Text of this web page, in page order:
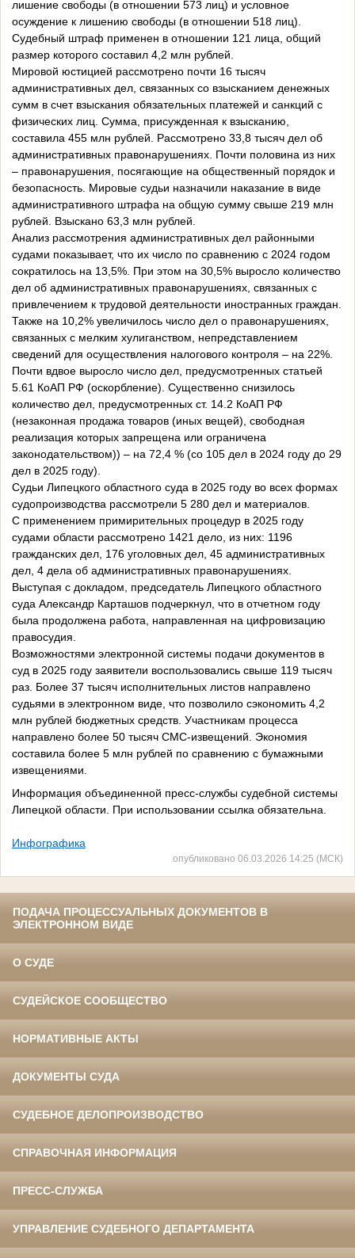
лишение свободы (в отношении 573 лиц) и условное
осуждение к лишению свободы (в отношении 518 лиц).
Судебный штраф применен в отношении 121 лица, общий
размер которого составил 4,2 млн рублей.
Мировой юстицией рассмотрено почти 16 тысяч
административных дел, связанных со взысканием денежных
сумм в счет взыскания обязательных платежей и санкций с
физических лиц. Сумма, присужденная к взысканию,
составила 455 млн рублей. Рассмотрено 33,8 тысяч дел об
административных правонарушениях. Почти половина из них
– правонарушения, посягающие на общественный порядок и
безопасность. Мировые судьи назначили наказание в виде
административного штрафа на общую сумму свыше 219 млн
рублей. Взыскано 63,3 млн рублей.
Анализ рассмотрения административных дел районными
судами показывает, что их число по сравнению с 2024 годом
сократилось на 13,5%. При этом на 30,5% выросло количество
дел об административных правонарушениях, связанных с
привлечением к трудовой деятельности иностранных граждан.
Также на 10,2% увеличилось число дел о правонарушениях,
связанных с мелким хулиганством, непредставлением
сведений для осуществления налогового контроля – на 22%.
Почти вдвое выросло число дел, предусмотренных статьей
5.61 КоАП РФ (оскорбление). Существенно снизилось
количество дел, предусмотренных ст. 14.2 КоАП РФ
(незаконная продажа товаров (иных вещей), свободная
реализация которых запрещена или ограничена
законодательством)) – на 72,4 % (со 105 дел в 2024 году до 29
дел в 2025 году).
Судьи Липецкого областного суда в 2025 году во всех формах
судопроизводства рассмотрели 5 280 дел и материалов.
С применением примирительных процедур в 2025 году
судами области рассмотрено 1421 дело, из них: 1196
гражданских дел, 176 уголовных дел, 45 административных
дел, 4 дела об административных правонарушениях.
Выступая с докладом, председатель Липецкого областного
суда Александр Карташов подчеркнул, что в отчетном году
была продолжена работа, направленная на цифровизацию
правосудия.
Возможностями электронной системы подачи документов в
суд в 2025 году заявители воспользовались свыше 119 тысяч
раз. Более 37 тысяч исполнительных листов направлено
судьями в электронном виде, что позволило сэкономить 4,2
млн рублей бюджетных средств. Участникам процесса
направлено более 50 тысяч СМС-извещений. Экономия
составила более 5 млн рублей по сравнению с бумажными
извещениями.
Информация объединенной пресс-службы судебной системы
Липецкой области. При использовании ссылка обязательна.
Инфографика
опубликовано 06.03.2026 14:25 (МСК)
ПОДАЧА ПРОЦЕССУАЛЬНЫХ ДОКУМЕНТОВ В
ЭЛЕКТРОННОМ ВИДЕ
О СУДЕ
СУДЕЙСКОЕ СООБЩЕСТВО
НОРМАТИВНЫЕ АКТЫ
ДОКУМЕНТЫ СУДА
СУДЕБНОЕ ДЕЛОПРОИЗВОДСТВО
СПРАВОЧНАЯ ИНФОРМАЦИЯ
ПРЕСС-СЛУЖБА
УПРАВЛЕНИЕ СУДЕБНОГО ДЕПАРТАМЕНТА